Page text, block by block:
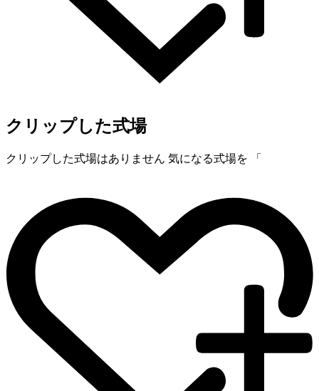
クリップした式場
クリップした式場はありません 気になる式場を 「